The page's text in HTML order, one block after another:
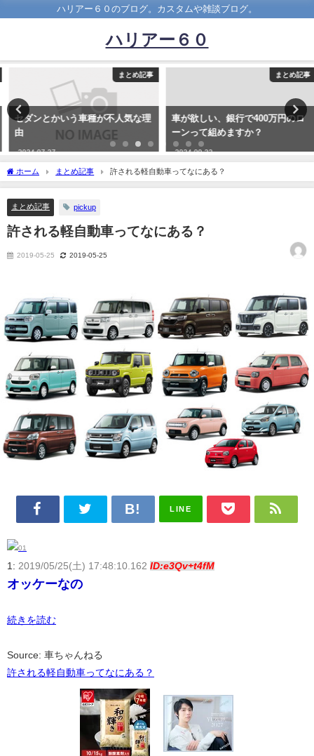
ハリアー６０のブログ。カスタムや雑談ブログ。
ハリアー６０
まとめ記事
セダンとかいう車種が不人気な理
由
2024-07-27
まとめ記事
車が欲しい、銀行で400万円のロ
ーンって組めますか？
2024-09-22
ホーム まとめ記事 許される軽自動車ってなにある？
まとめ記事 pickup
許される軽自動車ってなにある？
2019-05-25 2019-05-25
LINE
1: 2019/05/25(土) 17:48:10.162 ID:e3Qv+t4fM
オッケーなの
続きを読む
Source: 車ちゃんねる
許される軽自動車ってなにある？